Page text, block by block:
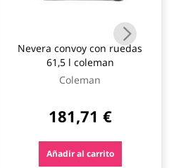
Nevera convoy con ruedas
61,5 l coleman
Coleman
181,71 €
Añadir al carrito